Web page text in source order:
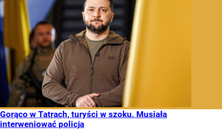
Gorąco w Tatrach, turyści w szoku. Musiała
interweniować policja